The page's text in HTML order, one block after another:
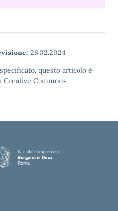
26.02.2024
questo articolo è
Creative Commons
Istituto Comprensivo
Borgoncini Duca
Roma